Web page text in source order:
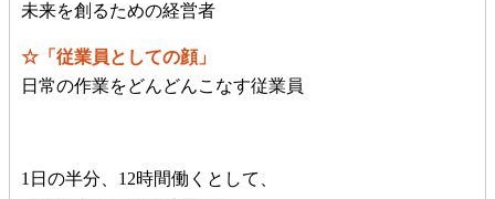
未来を創るための経営者
☆「従業員としての顔」
日常の作業をどんどんこなす従業員
1日の半分、12時間働くとして、